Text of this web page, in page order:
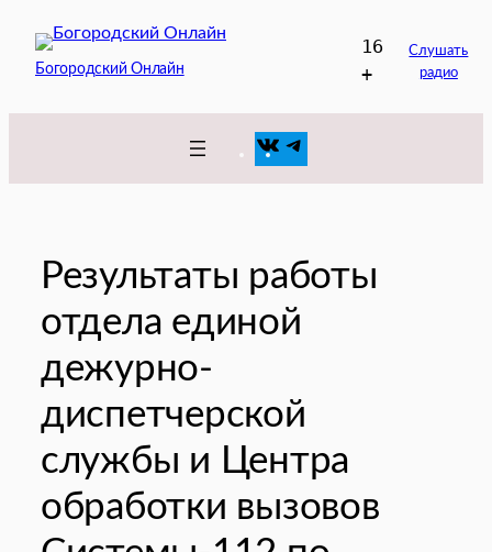
содержимому
Богородский Онлайн
16
+
Слушать
радио
VK
Результаты работы
отдела единой
дежурно-
диспетчерской
службы и Центра
обработки вызовов